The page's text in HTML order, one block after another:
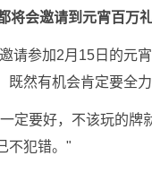
将会邀请到元宵百万
请参加2月15日的元
既然有机会肯定要全
定要好，不该玩的牌
不犯错。"